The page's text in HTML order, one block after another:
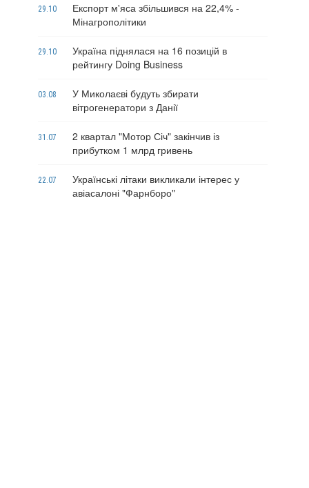
29.10
Експорт м'яса збільшився на 22,4% -
Мінагрополітики
29.10
Україна піднялася на 16 позицій в
рейтингу Doing Business
03.08
У Миколаєві будуть збирати
вітрогенератори з Данії
31.07
2 квартал "Мотор Січ" закінчив із
прибутком 1 млрд гривень
22.07
Українські літаки викликали інтерес у
авіасалоні "Фарнборо"